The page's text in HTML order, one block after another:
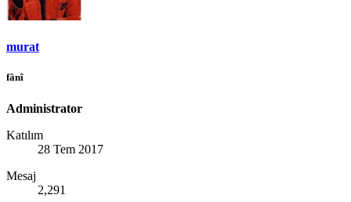
murat
fânî
Administrator
Katılım
28 Tem 2017
Mesaj
2,291